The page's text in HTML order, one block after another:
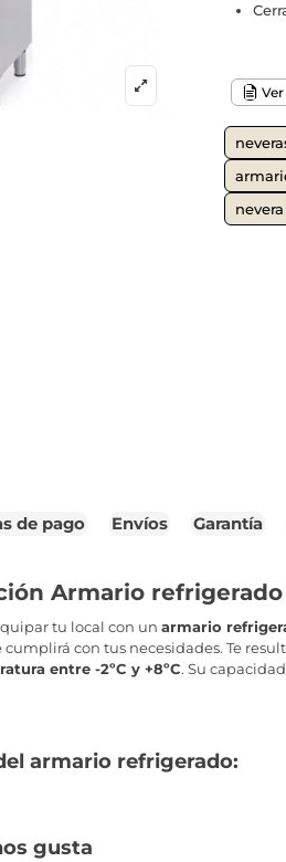
de pago Envíos Garantía
Armario refrigerado
tu local con un armario
con tus necesidades. Te
entre -2ºC y +8ºC. Su
armario refrigerado:
gusta